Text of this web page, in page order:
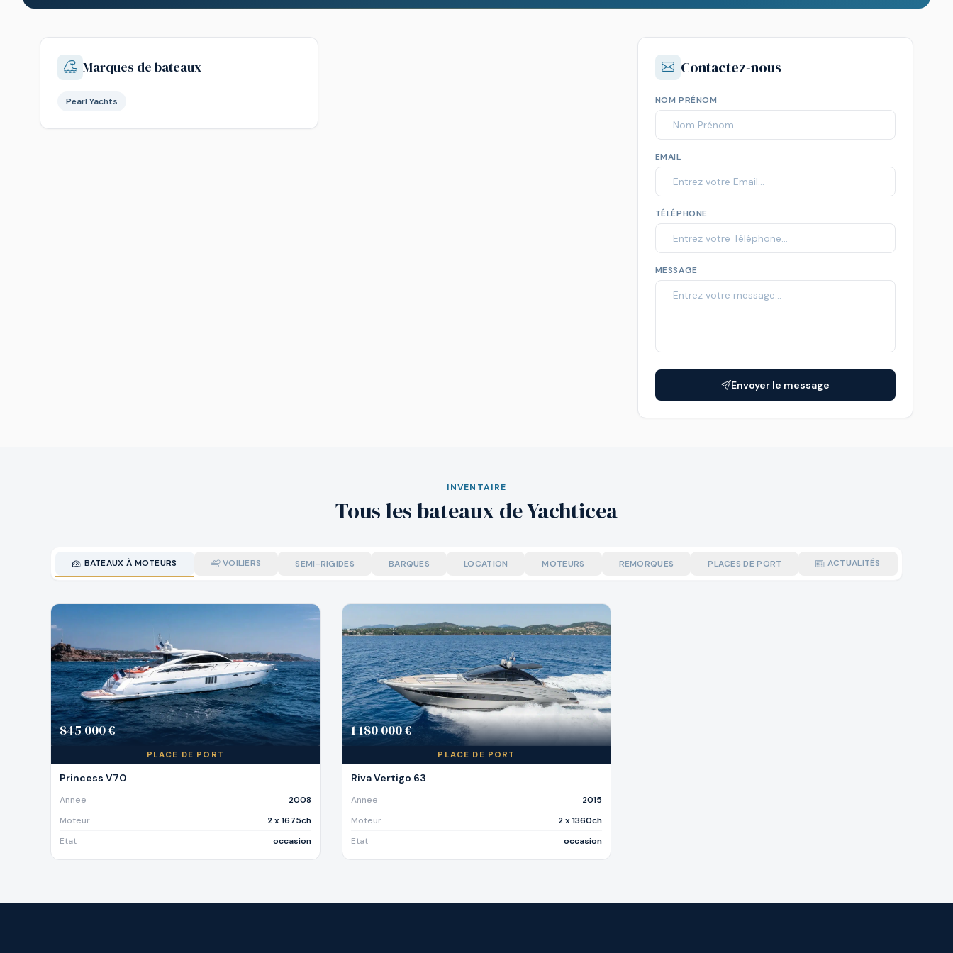
Marques de bateaux
Pearl Yachts
Contactez-nous
NOM PRÉNOM
EMAIL
TÉLÉPHONE
MESSAGE
Envoyer le message
INVENTAIRE
Tous les bateaux de Yachticea
BATEAUX À MOTEURS VOILIERS SEMI-RIGIDES BARQUES LOCATION MOTEURS REMORQUES PLACES DE PORT ACTUALITÉS
845 000 €
PLACE DE PORT
Princess V70
Annee
2008
Moteur
2 x 1675ch
Etat
occasion
1 180 000 €
PLACE DE PORT
Riva Vertigo 63
Annee
2015
Moteur
2 x 1360ch
Etat
occasion